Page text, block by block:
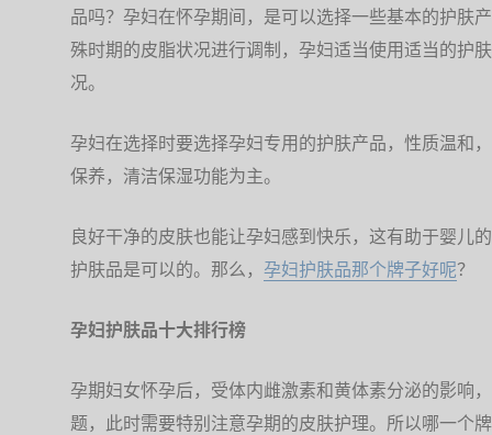
品吗？孕妇在怀孕期间，是可以选择一些基本的护肤
殊时期的皮脂状况进行调制，孕妇适当使用适当的护
况。
孕妇在选择时要选择孕妇专用的护肤产品，性质温和
保养，清洁保湿功能为主。
良好干净的皮肤也能让孕妇感到快乐，这有助于婴儿
护肤品是可以的。那么， 孕妇护肤品那个牌子好呢？
孕妇护肤品十大排行榜
孕期妇女怀孕后，受体内雌激素和黄体素分泌的影响
题，此时需要特别注意孕期的皮肤护理。所以哪一个